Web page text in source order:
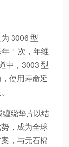
3006 型
1 次，年维
中，3003 型
使用寿命延
缠绕垫片以结
，成为全球
，与无石棉